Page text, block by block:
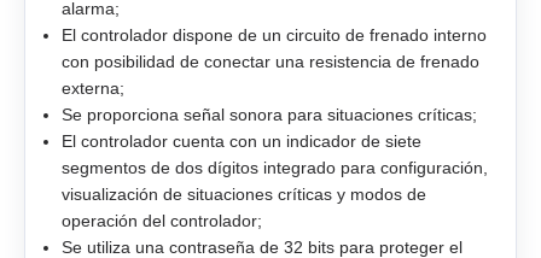
EML-40
alarma;
El controlador dispone de un circuito de frenado interno
con posibilidad de conectar una resistencia de frenado
externa;
Se proporciona señal sonora para situaciones críticas;
El controlador cuenta con un indicador de siete
segmentos de dos dígitos integrado para configuración,
visualización de situaciones críticas y modos de
operación del controlador;
Se utiliza una contraseña de 32 bits para proteger el